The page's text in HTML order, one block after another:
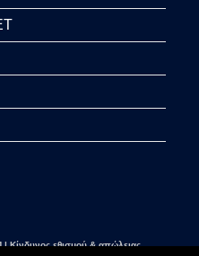
Κίνδυνος εθισμού & απώλειας